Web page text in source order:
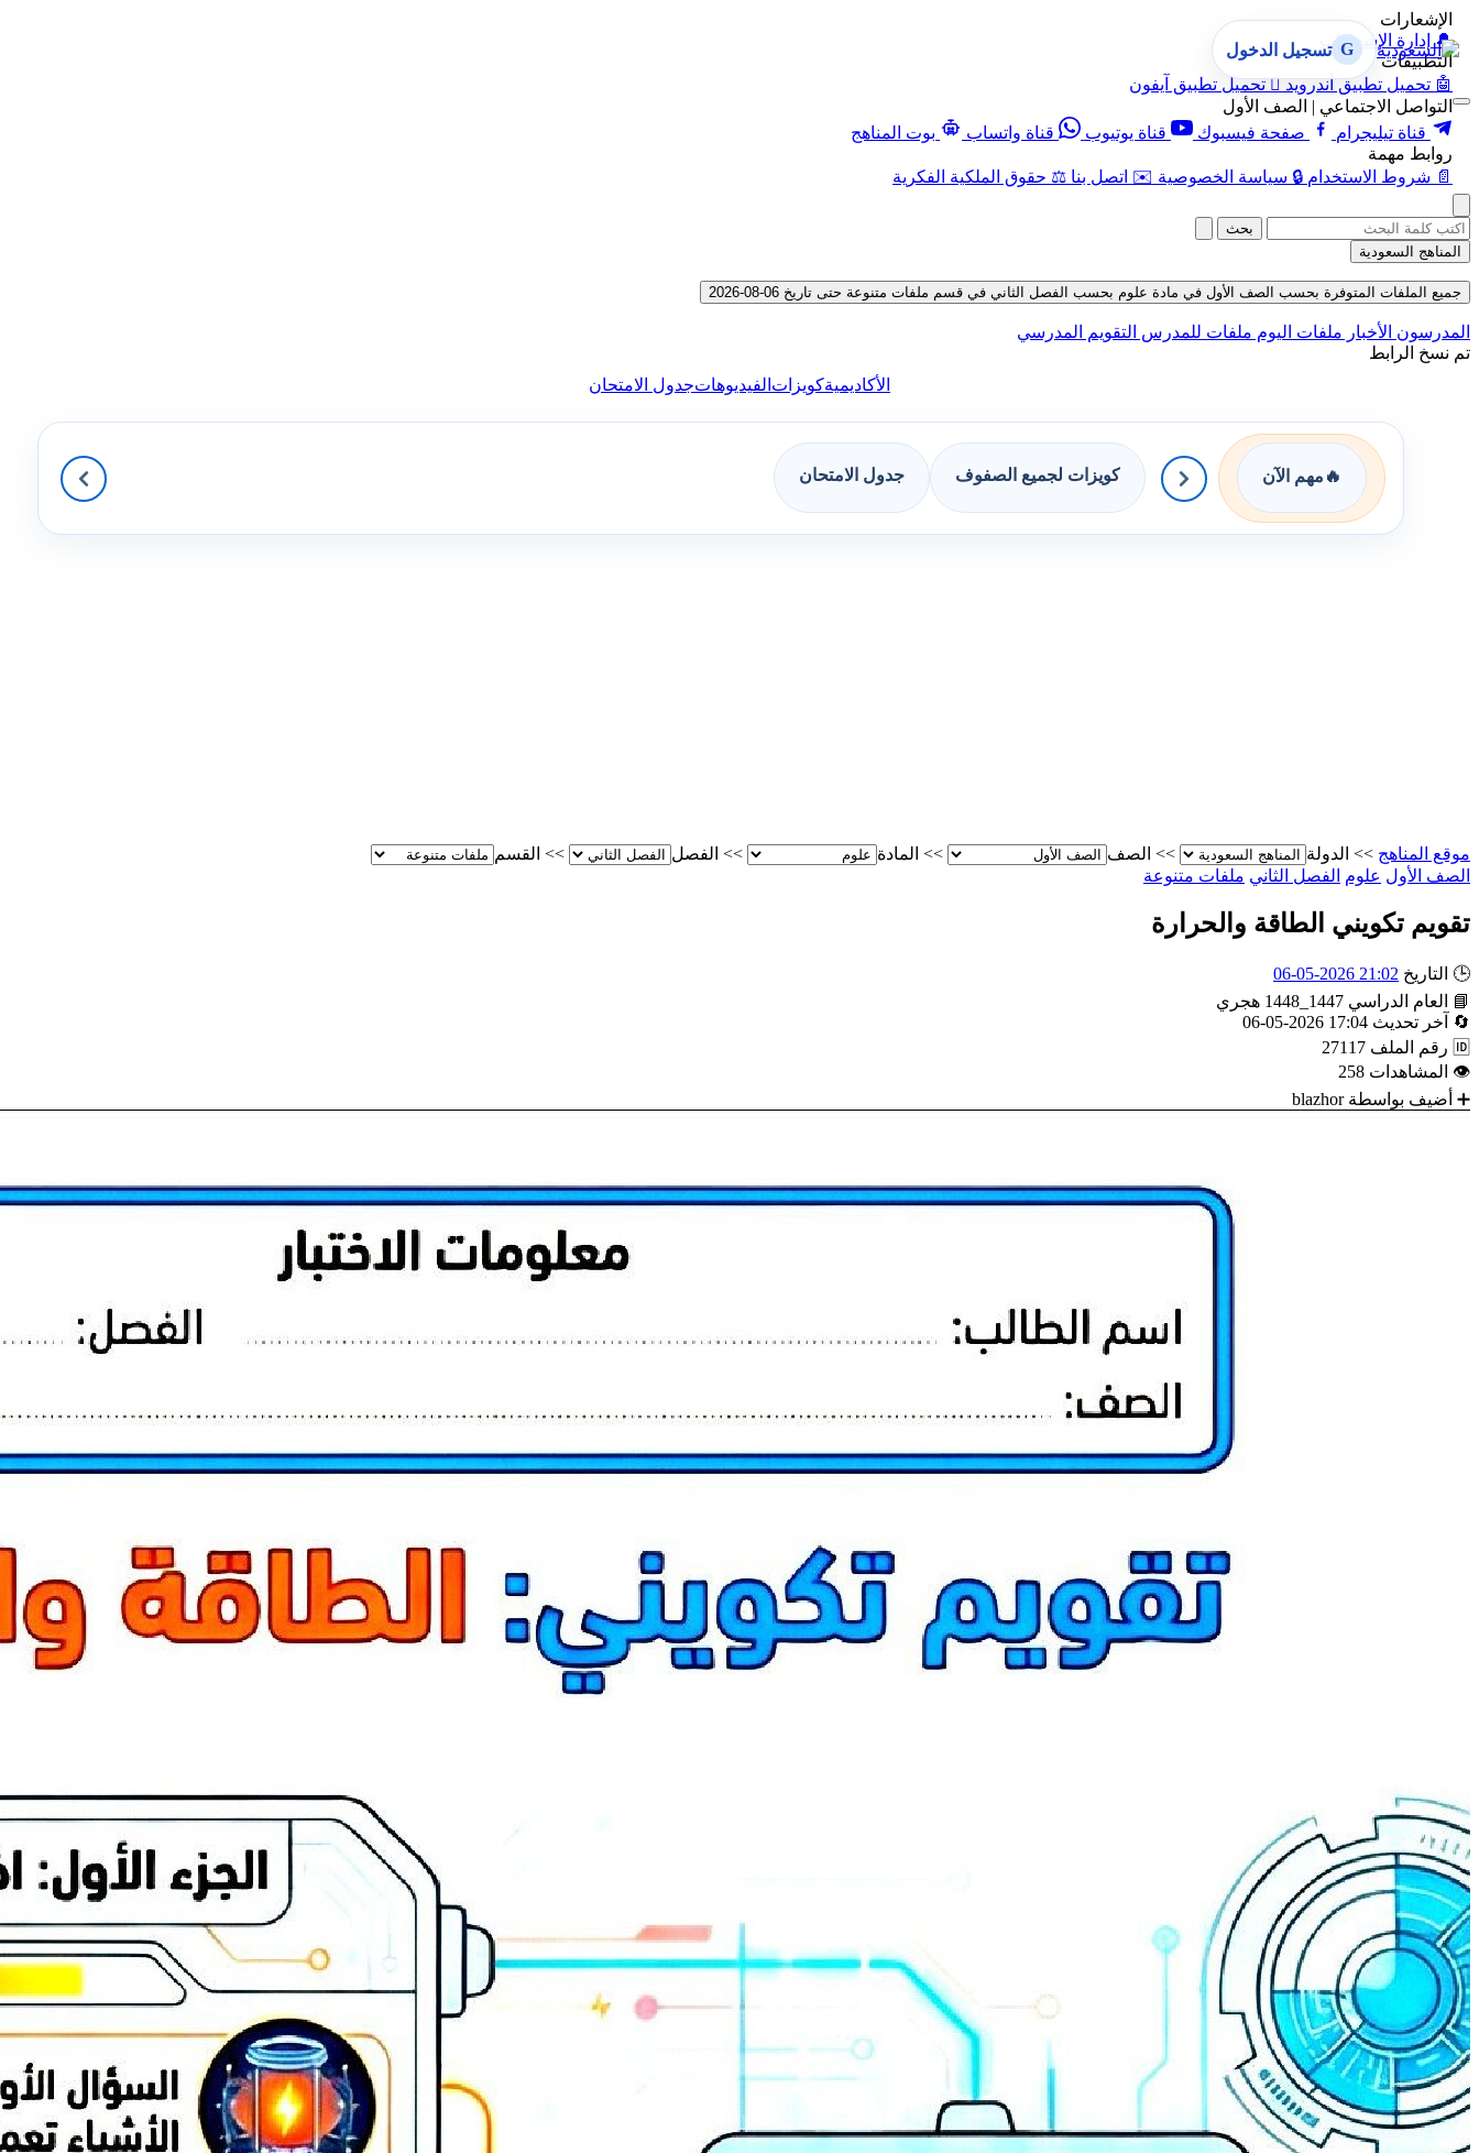
الإشعارات
🔔 إدارة الإشعارات
التطبيقات
🤖 تحميل تطبيق أندرويد  تحميل تطبيق آيفون
التواصل الاجتماعي | الصف الأول
قناة تيليجرام
صفحة فيسبوك قناة يوتيوب قناة واتساب
بوت المناهج
روابط مهمة
📄 شروط الاستخدام 🔒 سياسة الخصوصية ✉️ اتصل بنا ⚖️ حقوق الملكية الفكرية
G تسجيل الدخول
بحث
المناهج السعودية
جميع الملفات المتوفرة بحسب الصف الأول في مادة علوم بحسب الفصل الثاني في قسم ملفات متنوعة حتى تاريخ 06-08-2026
المدرسون الأخبار ملفات اليوم ملفات للمدرس التقويم المدرسي
تم نسخ الرابط
الأكاديميةكويزات الفيديوهاتجدول الامتحان
🔥 مهم الآن كويزات لجميع الصفوف جدول الامتحان
موقع المناهج >> الدولة >> الصف >> المادة >> الفصل >> القسم
الصف الأول علوم الفصل الثاني ملفات متنوعة
تقويم تكويني الطاقة والحرارة
🕒 التاريخ 21:02 2026-05-06
📘
العام الدراسي 1447_1448 هجري
🔄
آخر تحديث 17:04 2026-05-06
🆔 رقم الملف 27117
👁 المشاهدات 258
➕ أضيف بواسطة blazhor